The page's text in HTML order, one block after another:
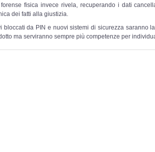
fisica invece rivela, recuperando i dati
dei fatti alla giustizia.
bloccati da PIN e nuovi sistemi di sicurezza saranno
ma serviranno sempre più competenze per